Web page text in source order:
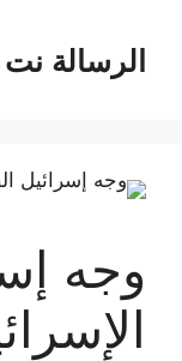
المحتوىالرسالة نت
وجه